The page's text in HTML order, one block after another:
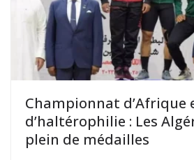
Championnat d’Afrique
d’haltérophilie : Les
plein de médailles